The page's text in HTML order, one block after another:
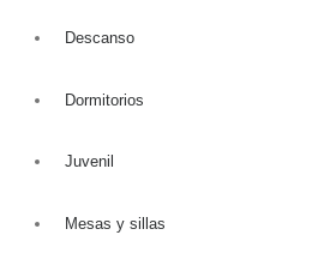
Descanso
Dormitorios
Juvenil
Mesas y sillas
Empresa
Catálogo